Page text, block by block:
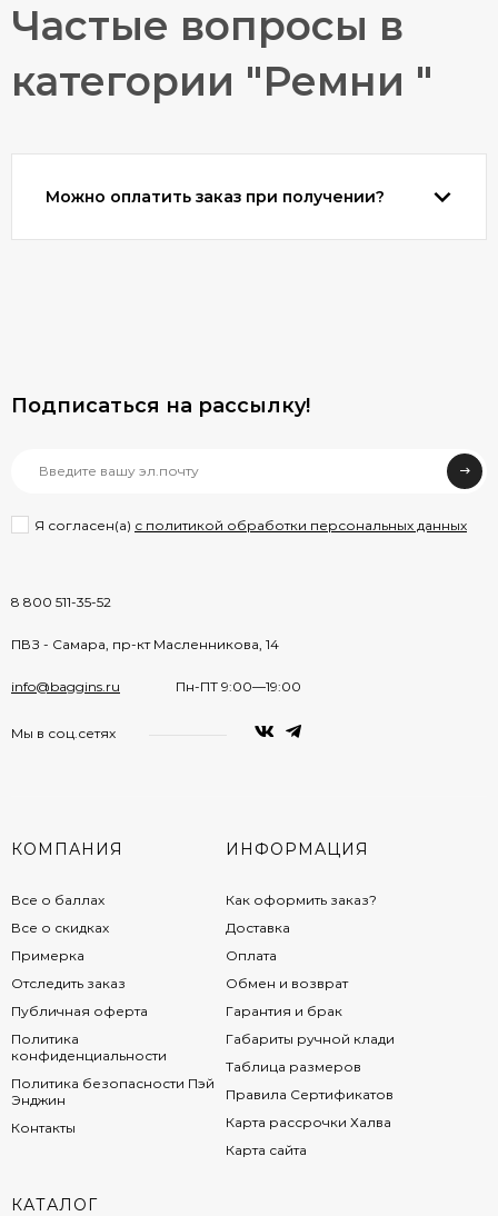
Частые вопросы в
категории "Ремни "
Можно оплатить заказ при получении?
Подписаться на рассылкy!
Я согласен(a) с политикой обработки персональных данных
8 800 511-35-52
ПВЗ - Самара, пр-кт Масленникова, 14
info@baggins.ru Пн-ПТ 9:00—19:00
Мы в соц.сетях
КОМПАНИЯ
Все о баллах
Все о скидках
Примерка
Отследить заказ
Публичная оферта
Политика
конфиденциальности
Политика безопасности Пэй
Энджин
Контакты
ИНФОРМАЦИЯ
Как оформить заказ?
Доставка
Оплата
Обмен и возврат
Гарантия и брак
Габариты ручной клади
Таблица размеров
Правила Сертификатов
Карта рассрочки Халва
Карта сайта
КАТАЛОГ